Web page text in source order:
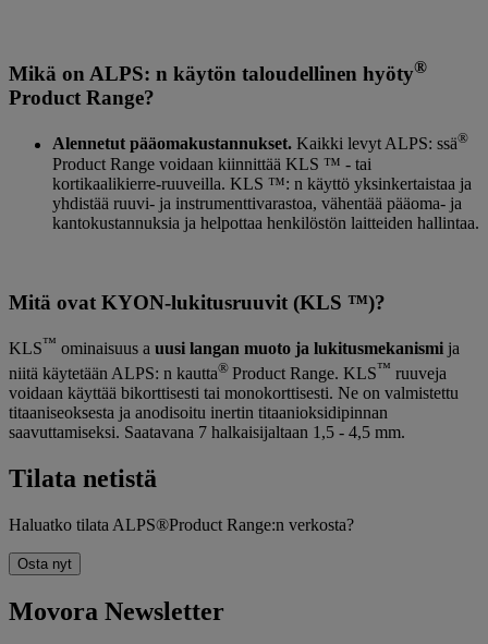
Mikä on ALPS: n käytön taloudellinen hyöty®
Product Range?
Alennetut pääomakustannukset. Kaikki levyt ALPS: ssä®
Product Range voidaan kiinnittää KLS ™ - tai
kortikaalikierre-ruuveilla. KLS ™: n käyttö yksinkertaistaa ja
yhdistää ruuvi- ja instrumenttivarastoa, vähentää pääoma- ja
kantokustannuksia ja helpottaa henkilöstön laitteiden hallintaa.
Mitä ovat KYON-lukitusruuvit (KLS ™)?
KLS™ ominaisuus a uusi langan muoto ja lukitusmekanismi ja
niitä käytetään ALPS: n kautta® Product Range. KLS™ ruuveja
voidaan käyttää bikorttisesti tai monokorttisesti. Ne on valmistettu
titaaniseoksesta ja anodisoitu inertin titaanioksidipinnan
saavuttamiseksi. Saatavana 7 halkaisijaltaan 1,5 - 4,5 mm.
Tilata netistä
Haluatko tilata ALPS®Product Range:n verkosta?
Osta nyt
Movora Newsletter